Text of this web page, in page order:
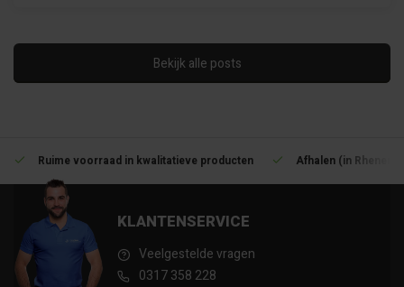
Bekijk alle posts
Ruime voorraad in kwalitatieve producten Afhalen (in Rhenen)
KLANTENSERVICE
Veelgestelde vragen
0317 358 228